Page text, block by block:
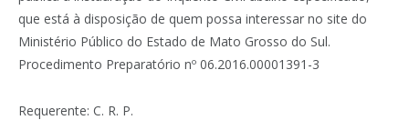
que está à disposição de quem possa interessar no site do
Ministério Público do Estado de Mato Grosso do Sul.
Procedimento Preparatório nº 06.2016.00001391-3
Requerente: C. R. P.